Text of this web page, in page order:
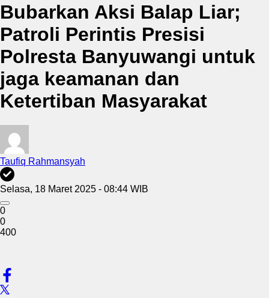
Bubarkan Aksi Balap Liar;
Patroli Perintis Presisi
Polresta Banyuwangi untuk
jaga keamanan dan
Ketertiban Masyarakat
Taufiq Rahmansyah
Selasa, 18 Maret 2025 - 08:44 WIB
0
0
400